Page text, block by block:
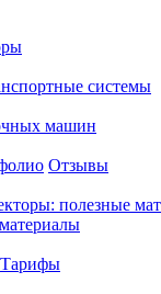
системы
машин
Отзывы
полезные
Тарифы